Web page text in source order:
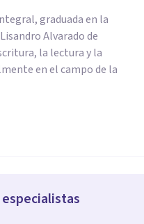
graduada en la
Alvarado de
la lectura y la
en el campo de la
Hart